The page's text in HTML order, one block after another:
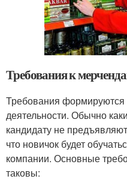
Требования к
Требования
деятельности. Обычно
кандидату не
что новичок будет
компании. Основные
таковы: